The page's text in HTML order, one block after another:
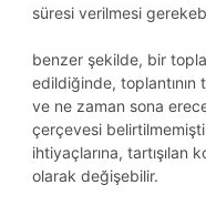
süresi verilmesi
benzer şekilde, bir
edildiğinde, toplantının
ve ne zaman sona
çerçevesi
ihtiyaçlarına, tartışılan
olarak değişebilir.